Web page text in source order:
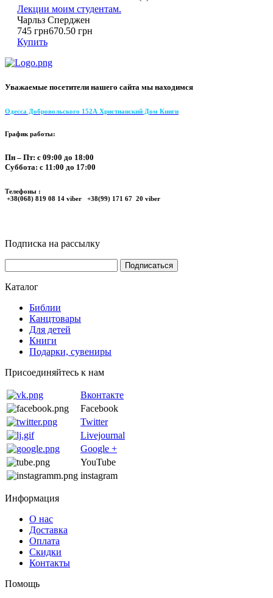
Лекции моим студентам.
Чарльз Сперджен
745 грн670.50 грн
Купить
Уважаемые посетители нашего сайта мы находимся
Одесса Добровольского 152А Христианский Дом Книги
График работы:
Пн – Пт: с 09:00 до 18:00
Суббота: с 11:00 до 17:00
Телефоны :
+38(068) 819 08 14 viber +38(99) 171 67 20 viber
Подписка на рассылку
Каталог
Библии
Канцтовары
Для детей
Книги
Подарки, сувениры
Присоединяйтесь к нам
Вконтакте
Facebook
Twitter
Livejournal
Google +
YouTube
instagram
Информация
О нас
Доставка
Оплата
Скидки
Контакты
Помощь